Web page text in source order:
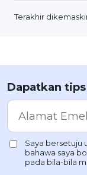
Terakhir
Dapatkan